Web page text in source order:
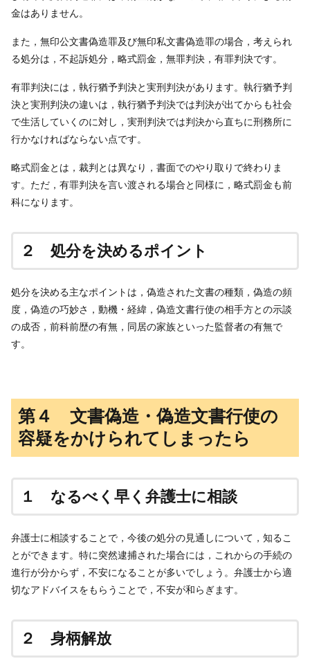
金はありません。
また，無印公文書偽造罪及び無印私文書偽造罪の場合，考えられ
る処分は，不起訴処分，略式罰金，無罪判決，有罪判決です。
有罪判決には，執行猶予判決と実刑判決があります。執行猶予判
決と実刑判決の違いは，執行猶予判決では判決が出てからも社会
で生活していくのに対し，実刑判決では判決から直ちに刑務所に
行かなければならない点です。
略式罰金とは，裁判とは異なり，書面でのやり取りで終わりま
す。ただ，有罪判決を言い渡される場合と同様に，略式罰金も前
科になります。
２ 処分を決めるポイント
処分を決める主なポイントは，偽造された文書の種類，偽造の頻
度，偽造の巧妙さ，動機・経緯，偽造文書行使の相手方との示談
の成否，前科前歴の有無，同居の家族といった監督者の有無で
す。
第４ 文書偽造・偽造文書行使の
容疑をかけられてしまったら
１ なるべく早く弁護士に相談
弁護士に相談することで，今後の処分の見通しについて，知るこ
とができます。特に突然逮捕された場合には，これからの手続の
進行が分からず，不安になることが多いでしょう。弁護士から適
切なアドバイスをもらうことで，不安が和らぎます。
２ 身柄解放